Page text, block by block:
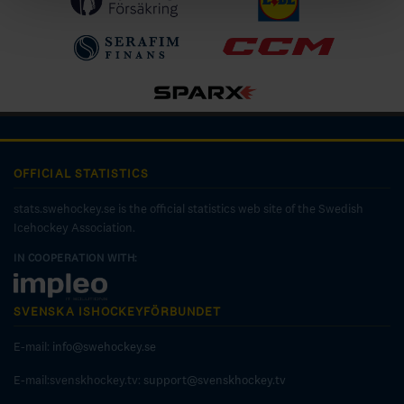
OFFICIAL STATISTICS
stats.swehockey.se is the official statistics web site of the Swedish
Icehockey Association.
IN COOPERATION WITH:
SVENSKA ISHOCKEYFÖRBUNDET
E-mail: info@swehockey.se
E-mail:svenskhockey.tv: support@svenskhockey.tv